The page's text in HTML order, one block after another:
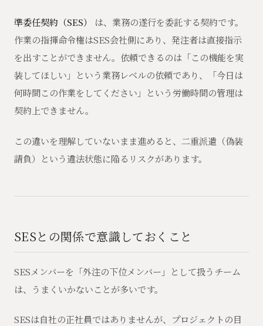
準委任契約（SES）
は、業務の遂行を委託する契約です。
作業の指揮命令権はSES会社側にあり、発注者は直接指示
を出すことができません。依頼できるのは「この機能を実
装してほしい」という業務レベルの依頼であり、「今日は
何時間この作業をしてください」という労働時間の管理は
契約上できません。
この違いを理解していないまま進めると、二重派遣（偽装
請負）という違法状態に陥るリスクがあります。
SESとの関係で意識しておくこと
SESメンバーを「外注の下位メンバー」として扱うチーム
は、うまくいかないことが多いです。
SESは自社の正社員ではありませんが、プロジェクトの目